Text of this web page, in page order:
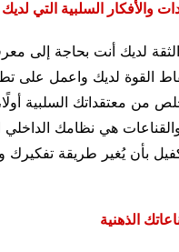
السلبية التي لديك
لديك أنت بحاجة إلى
القوة لديك واعمل على
من معتقداتك السلبية
والقناعات هي نظامك
بأن يُغير طريقة تفكيرك
الذهنية